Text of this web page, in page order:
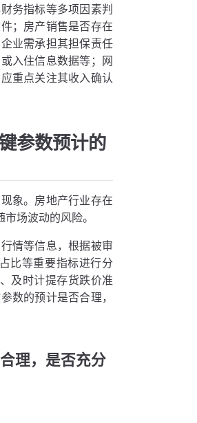
务指标等多项因素判
；房产销售是否存在
业需承担其担保责任
入住信息数据等；网
重点关注其收入确认
参数预计的
象。房地产行业存在
场波动的风险。
情等信息，根据被审
比等重要指标进行分
及时计提存货跌价准
数的预计是否合理，
理，是否充分